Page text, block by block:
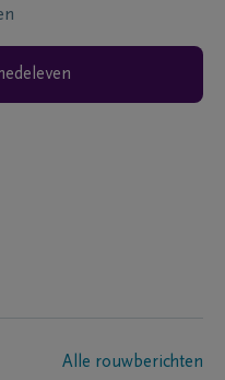
Alle rouwberichten